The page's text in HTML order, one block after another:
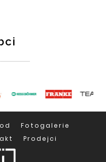
Fotogalerie
Prodejci